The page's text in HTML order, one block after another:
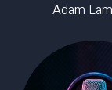
Adam